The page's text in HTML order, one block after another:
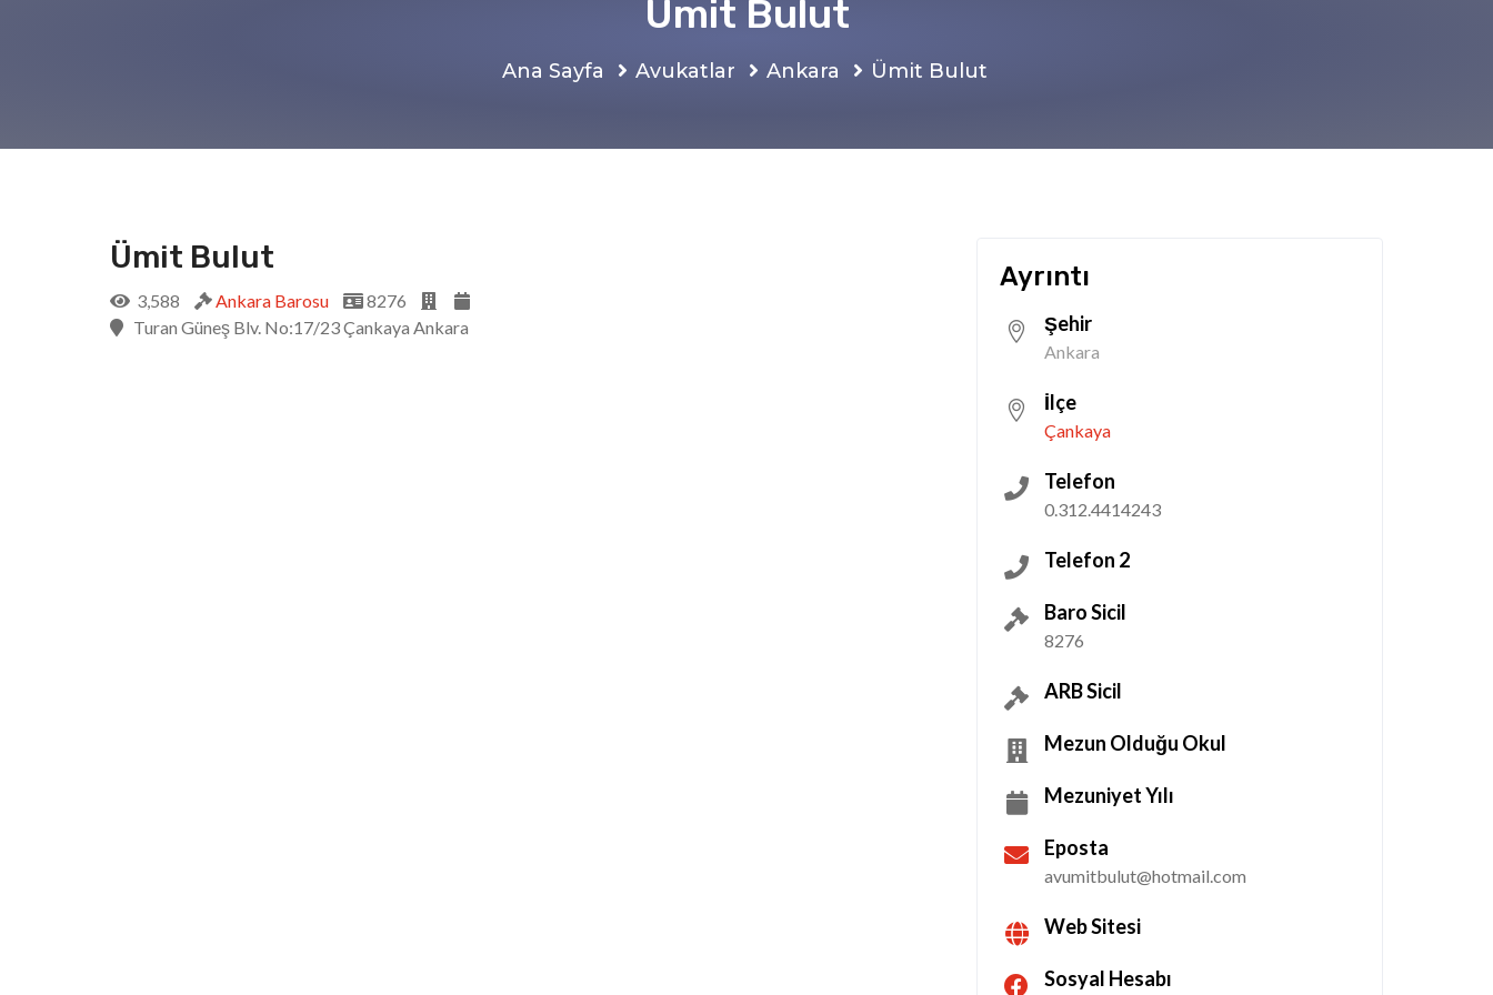
Ümit Bulut
Ana Sayfa Avukatlar Ankara Ümit Bulut
Ümit Bulut
3,588 Ankara Barosu
8276
Turan Güneş Blv. No:17/23 Çankaya Ankara
Ayrıntı
Şehir
Ankara
İlçe
Çankaya
Telefon
0.312.4414243
Telefon 2
Baro Sicil
8276
ARB Sicil
Mezun Olduğu Okul
Mezuniyet Yılı
Eposta
avumitbulut@hotmail.com
Web Sitesi
Sosyal Hesabı